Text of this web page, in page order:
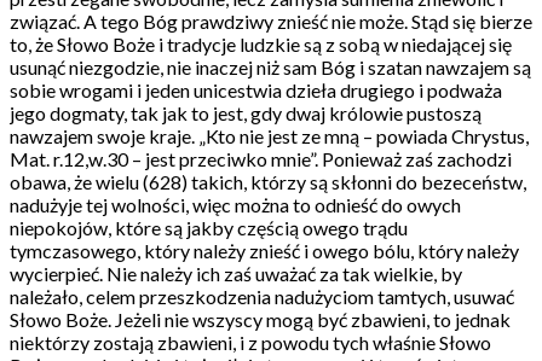
związać. A tego Bóg prawdziwy znieść nie może. Stąd się bierze
to, że Słowo Boże i tradycje ludzkie są z sobą w niedającej się
usunąć niezgodzie, nie inaczej niż sam Bóg i szatan nawzajem są
sobie wrogami i jeden unicestwia dzieła drugiego i podważa
jego dogmaty, tak jak to jest, gdy dwaj królowie pustoszą
nawzajem swoje kraje. „Kto nie jest ze mną – powiada Chrystus,
Mat. r.12,w.30 – jest przeciwko mnie”. Ponieważ zaś zachodzi
obawa, że wielu (628) takich, którzy są skłonni do bezeceństw,
nadużyje tej wolności, więc można to odnieść do owych
niepokojów, które są jakby częścią owego trądu
tymczasowego, który należy znieść i owego bólu, który należy
wycierpieć. Nie należy ich zaś uważać za tak wielkie, by
należało, celem przeszkodzenia nadużyciom tamtych, usuwać
Słowo Boże. Jeżeli nie wszyscy mogą być zbawieni, to jednak
niektórzy zostają zbawieni, i z powodu tych właśnie Słowo